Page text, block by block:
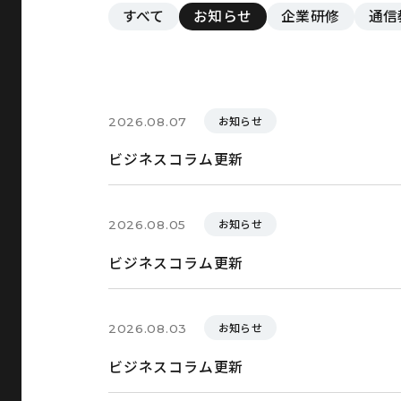
すべて お知らせ 企業研修 通
2026.08.07 お知らせ
ビジネスコラム更新
2026.08.05 お知らせ
ビジネスコラム更新
2026.08.03 お知らせ
ビジネスコラム更新